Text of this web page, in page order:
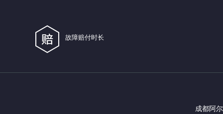
故障赔付时长
成都阿